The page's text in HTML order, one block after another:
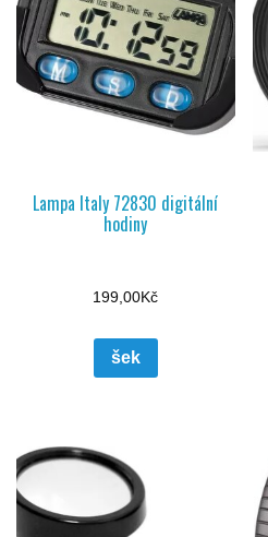
Lampa Italy 72830 digitální
hodiny
199,00Kč
šek